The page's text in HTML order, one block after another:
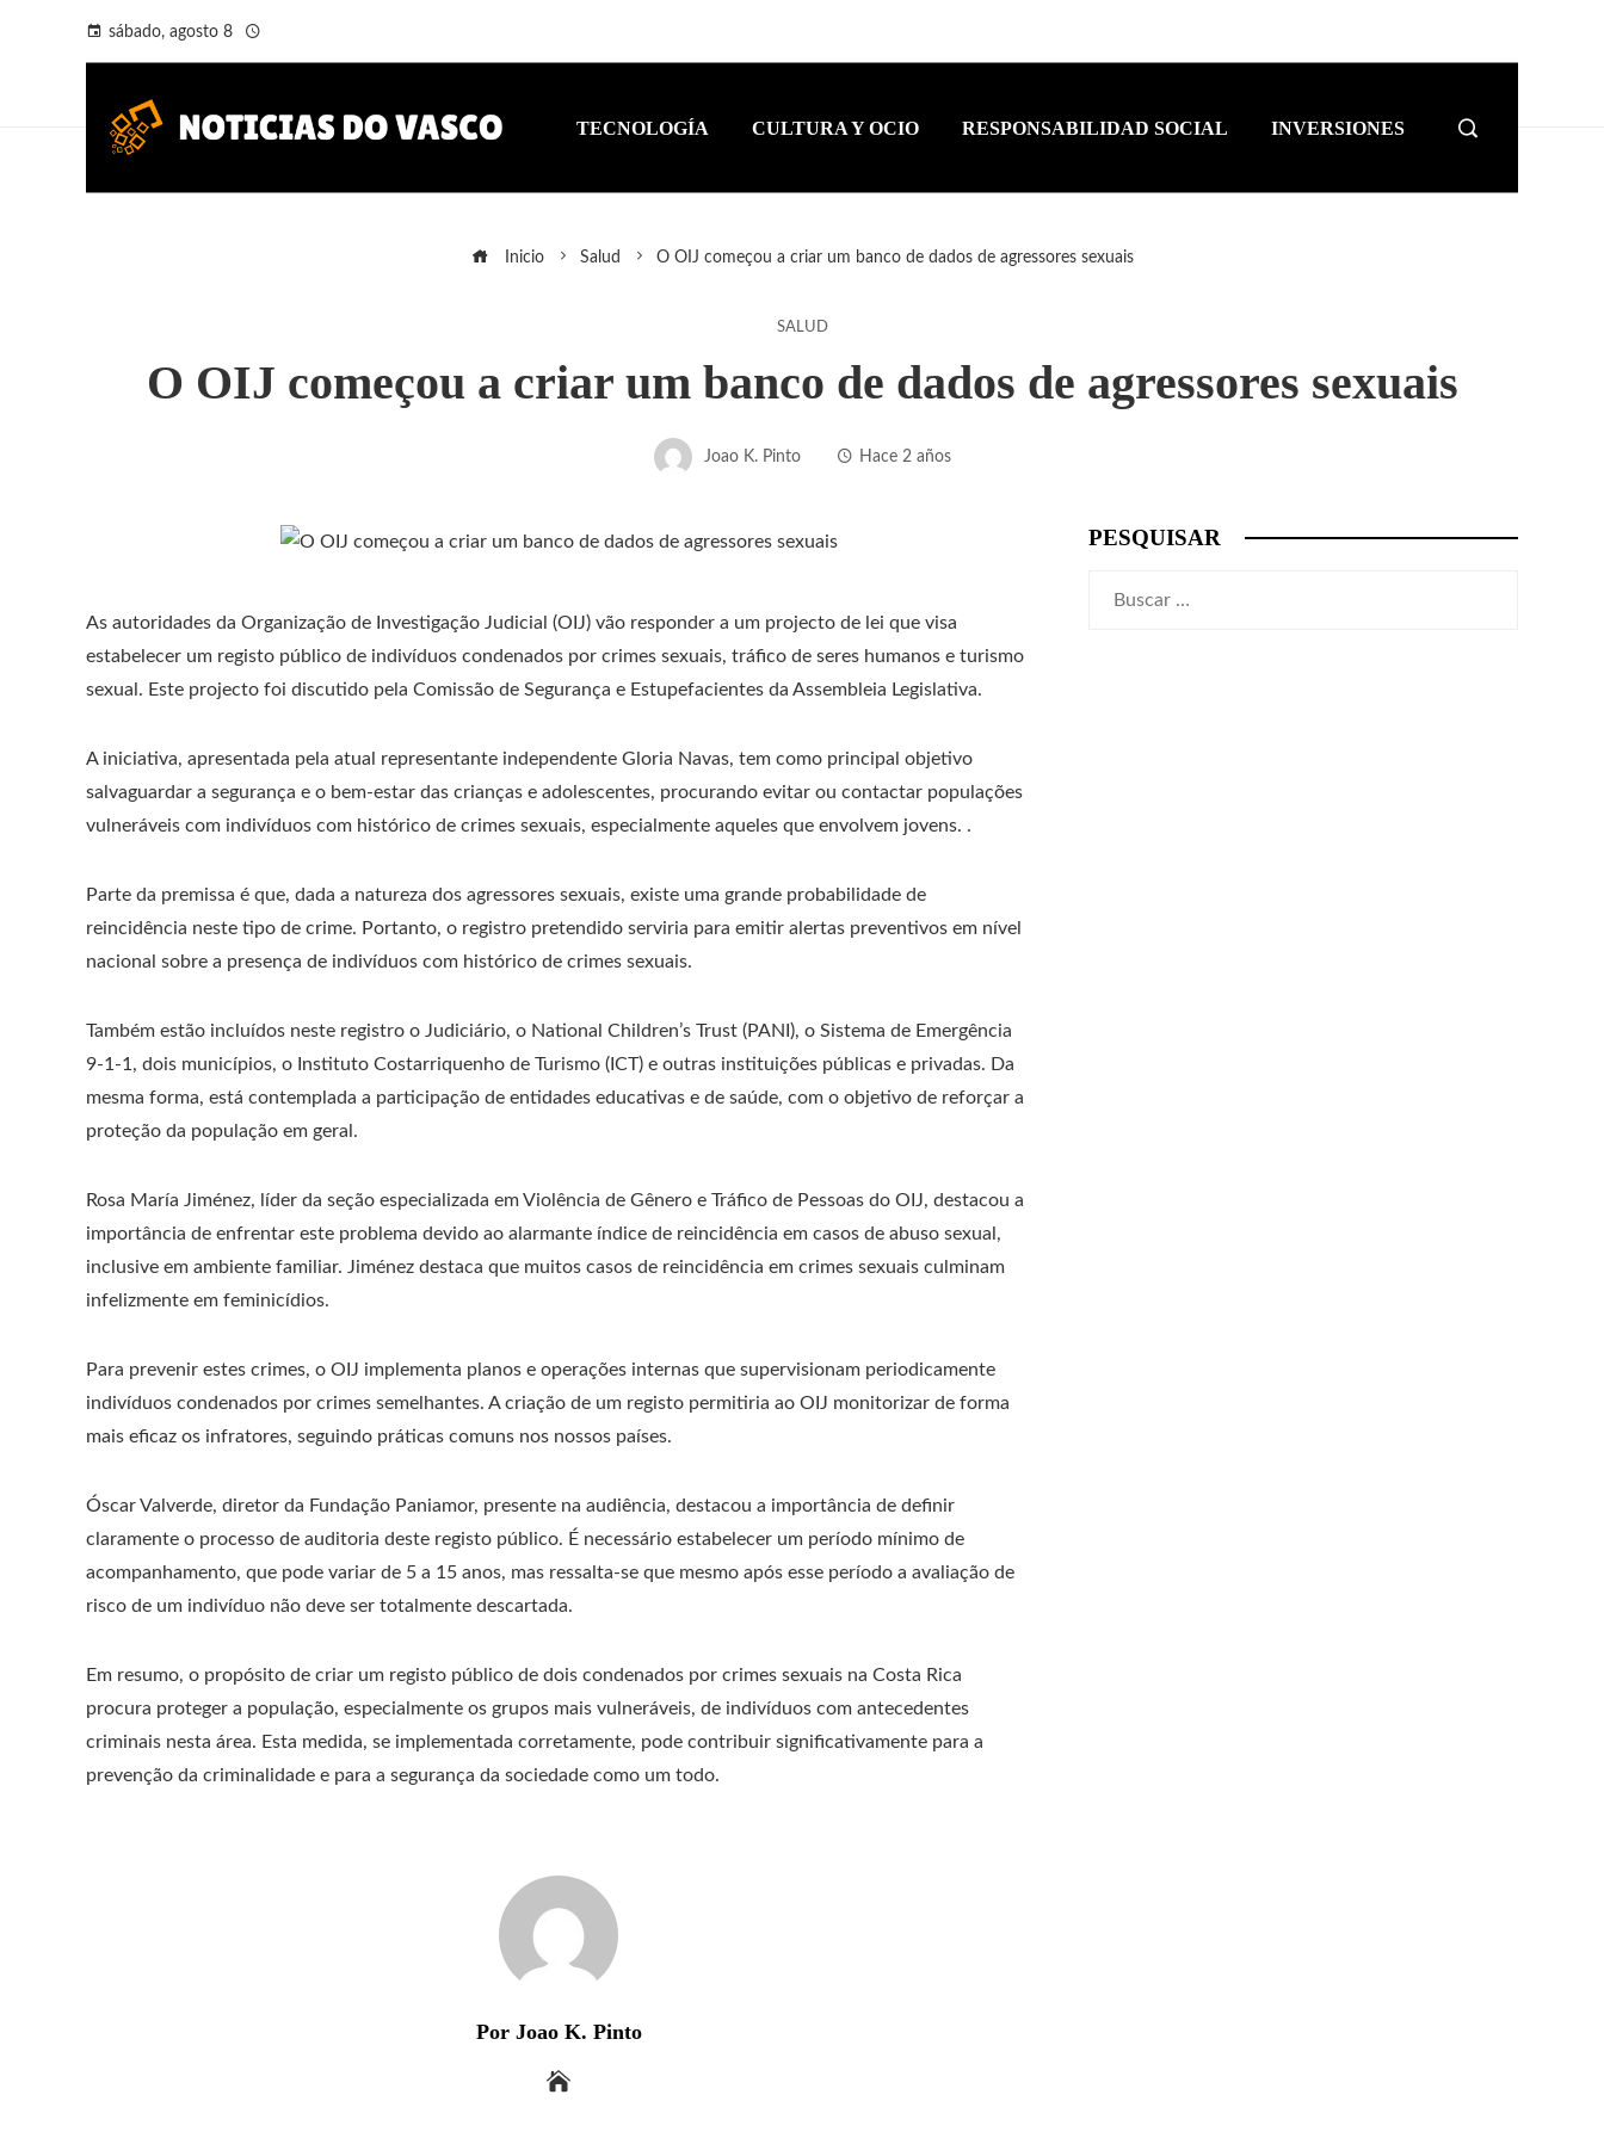
sábado, agosto 8
TECNOLOGÍA CULTURA Y OCIO RESPONSABILIDAD SOCIAL INVERSIONES
Inicio Salud O OIJ começou a criar um banco de dados de agressores sexuais
SALUD
O OIJ começou a criar um banco de dados de agressores sexuais
Joao K. Pinto Hace 2 años
As autoridades da Organização de Investigação Judicial (OIJ) vão responder a um projecto de lei que visa
estabelecer um registo público de indivíduos condenados por crimes sexuais, tráfico de seres humanos e turismo
sexual. Este projecto foi discutido pela Comissão de Segurança e Estupefacientes da Assembleia Legislativa.
A iniciativa, apresentada pela atual representante independente Gloria Navas, tem como principal objetivo
salvaguardar a segurança e o bem-estar das crianças e adolescentes, procurando evitar ou contactar populações
vulneráveis ​​com indivíduos com histórico de crimes sexuais, especialmente aqueles que envolvem jovens. .
Parte da premissa é que, dada a natureza dos agressores sexuais, existe uma grande probabilidade de
reincidência neste tipo de crime. Portanto, o registro pretendido serviria para emitir alertas preventivos em nível
nacional sobre a presença de indivíduos com histórico de crimes sexuais.
Também estão incluídos neste registro o Judiciário, o National Children’s Trust (PANI), o Sistema de Emergência
9-1-1, dois municípios, o Instituto Costarriquenho de Turismo (ICT) e outras instituições públicas e privadas. Da
mesma forma, está contemplada a participação de entidades educativas e de saúde, com o objetivo de reforçar a
proteção da população em geral.
Rosa María Jiménez, líder da seção especializada em Violência de Gênero e Tráfico de Pessoas do OIJ, destacou a
importância de enfrentar este problema devido ao alarmante índice de reincidência em casos de abuso sexual,
inclusive em ambiente familiar. Jiménez destaca que muitos casos de reincidência em crimes sexuais culminam
infelizmente em feminicídios.
Para prevenir estes crimes, o OIJ implementa planos e operações internas que supervisionam periodicamente
indivíduos condenados por crimes semelhantes. A criação de um registo permitiria ao OIJ monitorizar de forma
mais eficaz os infratores, seguindo práticas comuns nos nossos países.
Óscar Valverde, diretor da Fundação Paniamor, presente na audiência, destacou a importância de definir
claramente o processo de auditoria deste registo público. É necessário estabelecer um período mínimo de
acompanhamento, que pode variar de 5 a 15 anos, mas ressalta-se que mesmo após esse período a avaliação de
risco de um indivíduo não deve ser totalmente descartada.
Em resumo, o propósito de criar um registo público de dois condenados por crimes sexuais na Costa Rica
procura proteger a população, especialmente os grupos mais vulneráveis, de indivíduos com antecedentes
criminais nesta área. Esta medida, se implementada corretamente, pode contribuir significativamente para a
prevenção da criminalidade e para a segurança da sociedade como um todo.
Por Joao K. Pinto
PESQUISAR